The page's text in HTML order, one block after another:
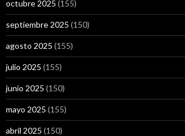
octubre 2025 (155)
septiembre 2025 (150)
agosto 2025 (155)
julio 2025 (155)
junio 2025 (150)
mayo 2025 (155)
abril 2025 (150)